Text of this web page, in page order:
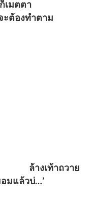
หลวงพ่อก็เมตตา
ะต้องทำตาม
ยมือแต่เปิบ
เราะกันลั่น
างเท้าท่าน
นั้นอยู่ในใจ
ปด้วยแล้ว
างเท้าถวาย
ล้วบ่…’